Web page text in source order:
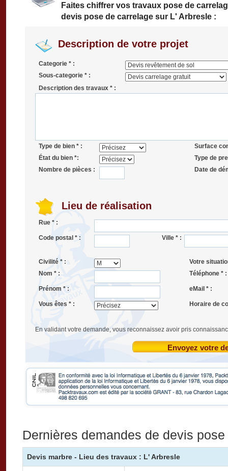
Faites chiffrer vos travaux pose de
devis pose de carrelage sur L' Arbresle :
Description de votre projet
Categorie * :
Sous-categorie * :
Description des travaux * :
Type de bien * :
Surface
État du bien *:
Type de
Nombre de pièces :
Date de
Lieu de réalisation
Rue * :
Code postal * : Ville * :
Civilité * :
Votre
Nom * :
Téléphone * :
Prénom * : eMail * :
Vous êtes * : Horaire de
En validant votre demande, vous reconnaissez avoir pris
Envoyez votre
Dernières demandes de devis
Devis marbre - Lieu des travaux : L' Arbresle